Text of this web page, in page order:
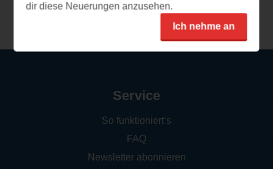
Weitere Rezensionen
dir diese Neuerungen anzusehen.
Ich nehme an
Service
So funktioniert‘s
FAQ
Newsletter abonnieren